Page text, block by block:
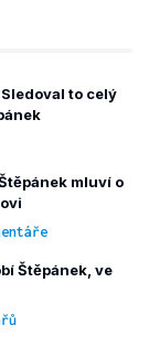
to celý
mluví o
Štěpánek, ve